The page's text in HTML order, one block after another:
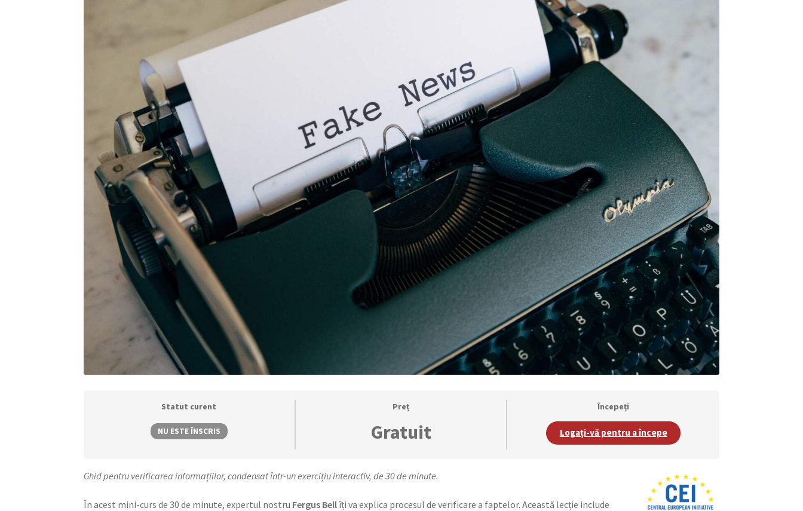
Statut curent
NU ESTE ÎNSCRIS
Preț
Gratuit
Începeți
Logați-vă pentru a începe
Ghid pentru verificarea informațiilor, condensat într-un exercițiu interactiv, de 30 de minute.
În acest mini-curs de 30 de minute, expertul nostru Fergus Bellîți va explica procesul de verificare a faptelor. Această lecție include